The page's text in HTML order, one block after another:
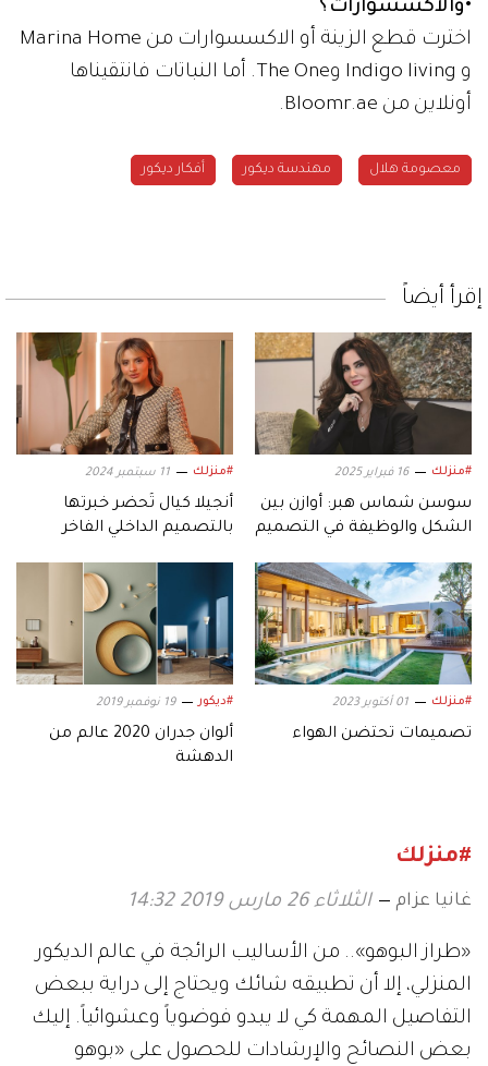
•والاكسسوارات؟
اخترت قطع الزينة أو الاكسسوارات من Marina Home
و Indigo living وThe One. أما النباتات فانتقيناها
أونلاين من Bloomr.ae.
معصومة هلال مهندسة ديكور أفكار ديكور
إقرأ أيضاً
#منزلك 16 فبراير 2025
سوسن شماس هبر: أوازن بين
الشكل والوظيفة في التصميم
#منزلك 11 سبتمبر 2024
أنجيلا كيال تُحضر خبرتها
بالتصميم الداخلي الفاخر
#منزلك 01 أكتوبر 2023
تصميمات تحتضن الهواء
#ديكور 19 نوفمبر 2019
ألوان جدران 2020 عالم من
الدهشة
#منزلك
غانيا عزام الثلاثاء 26 مارس 2019 14:32
«طراز البوهو».. من الأساليب الرائجة في عالم الديكور
المنزلي، إلا أن تطبيقه شائك ويحتاج إلى دراية ببعض
التفاصيل المهمة كي لا يبدو فوضوياً وعشوائياً. إليك
بعض النصائح والإرشادات للحصول على «بوهو